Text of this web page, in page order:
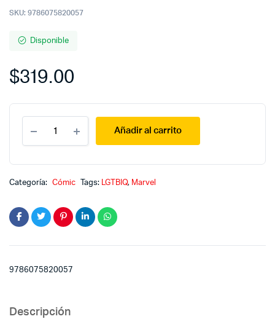
SKU: 9786075820057
Disponible
$319.00
Pride
2024
Añadir al carrito
Categoría: Cómic Tags: LGTBIQ, Marvel
9786075820057
Descripción